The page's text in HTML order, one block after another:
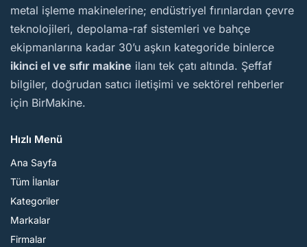
metal işleme makinelerine; endüstriyel fırınlardan çevre
teknolojileri, depolama-raf sistemleri ve bahçe
ekipmanlarına kadar 30’u aşkın kategoride binlerce
ikinci el ve sıfır makine ilanı tek çatı altında. Şeffaf
bilgiler, doğrudan satıcı iletişimi ve sektörel rehberler
için BirMakine.
Hızlı Menü
Ana Sayfa
Tüm İlanlar
Kategoriler
Markalar
Firmalar